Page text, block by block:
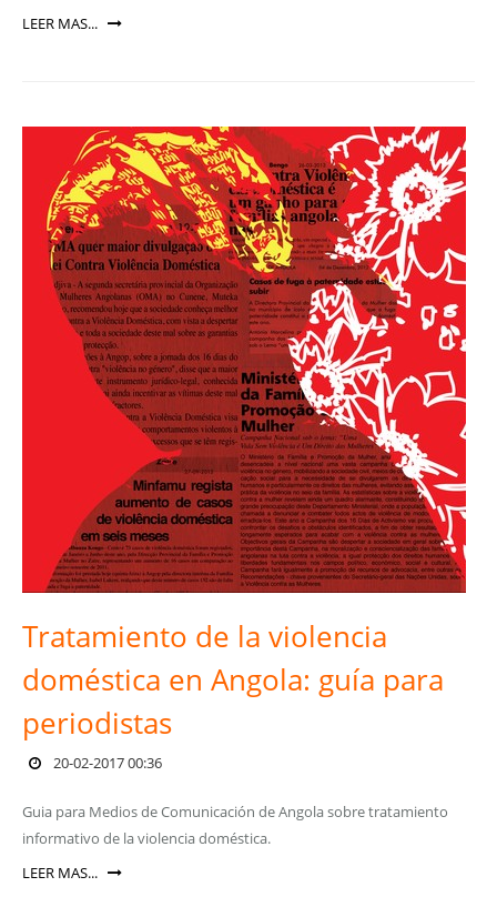
LEER MAS...
Tratamiento de la violencia
doméstica en Angola: guía para
periodistas
20-02-2017 00:36
Guia para Medios de Comunicación de Angola sobre tratamiento
informativo de la violencia doméstica.
LEER MAS...